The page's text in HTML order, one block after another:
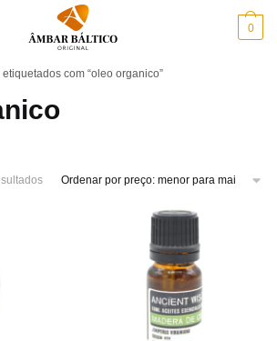
0
etiquetados com “oleo organico”
Sorted